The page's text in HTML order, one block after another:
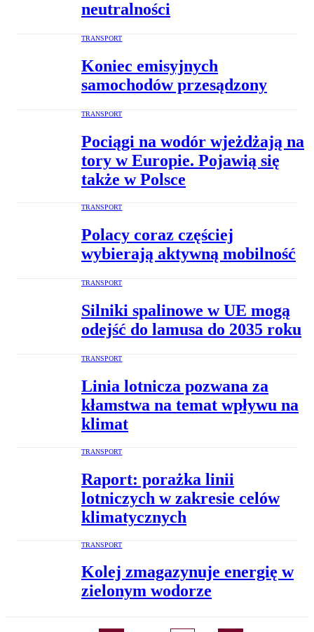
neutralności
TRANSPORT
Koniec emisyjnych
samochodów przesądzony
TRANSPORT
Pociągi na wodór wjeżdżają na
tory w Europie. Pojawią się
także w Polsce
TRANSPORT
Polacy coraz częściej
wybierają aktywną mobilność
TRANSPORT
Silniki spalinowe w UE mogą
odejść do lamusa do 2035 roku
TRANSPORT
Linia lotnicza pozwana za
kłamstwa na temat wpływu na
klimat
TRANSPORT
Raport: porażka linii
lotniczych w zakresie celów
klimatycznych
TRANSPORT
Kolej zmagazynuje energię w
zielonym wodorze